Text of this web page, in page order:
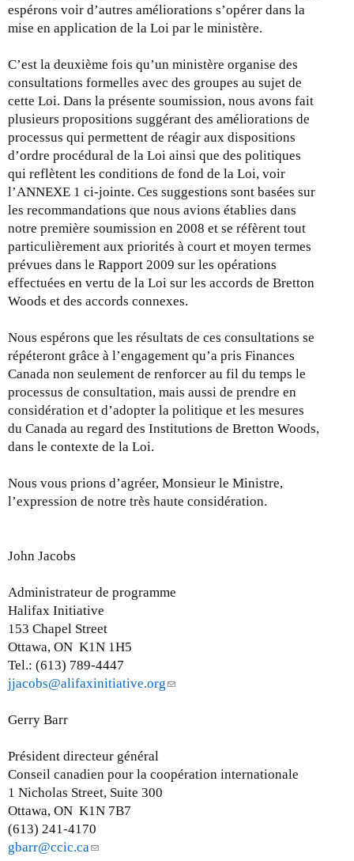
espérons voir d’autres améliorations s’opérer dans la
mise en application de la Loi par le ministère.
C’est la deuxième fois qu’un ministère organise des
consultations formelles avec des groupes au sujet de
cette Loi. Dans la présente soumission, nous avons fait
plusieurs propositions suggérant des améliorations de
processus qui permettent de réagir aux dispositions
d’ordre procédural de la Loi ainsi que des politiques
qui reflètent les conditions de fond de la Loi, voir
l’ANNEXE 1 ci-jointe. Ces suggestions sont basées sur
les recommandations que nous avions établies dans
notre première soumission en 2008 et se réfèrent tout
particulièrement aux priorités à court et moyen termes
prévues dans le Rapport 2009 sur les opérations
effectuées en vertu de la Loi sur les accords de Bretton
Woods et des accords connexes.
Nous espérons que les résultats de ces consultations se
répéteront grâce à l’engagement qu’a pris Finances
Canada non seulement de renforcer au fil du temps le
processus de consultation, mais aussi de prendre en
considération et d’adopter la politique et les mesures
du Canada au regard des Institutions de Bretton Woods,
dans le contexte de la Loi.
Nous vous prions d’agréer, Monsieur le Ministre,
l’expression de notre très haute considération.
John Jacobs
Administrateur de programme
Halifax Initiative
153 Chapel Street
Ottawa, ON K1N 1H5
Tel.: (613) 789-4447
jjacobs@alifaxinitiative.org(
s
Gerry Barr
Président directeur général
Conseil canadien pour la coopération internationale
1 Nicholas Street, Suite 300
Ottawa, ON K1N 7B7
(613) 241-4170
gbarr@ccic.ca(